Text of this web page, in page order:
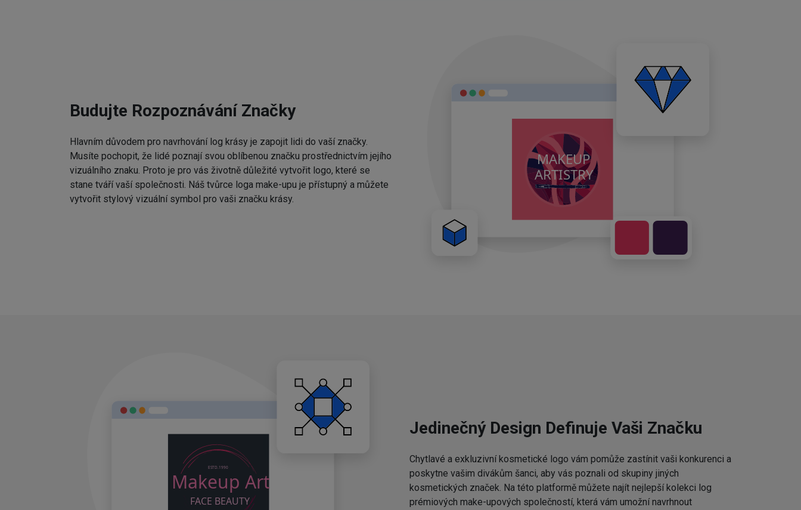
Budujte Rozpoznávání Značky
Hlavním důvodem pro navrhování log krásy je zapojit lidi do vaší značky.
Musíte pochopit, že lidé poznají svou oblíbenou značku prostřednictvím jejího
vizuálního znaku. Proto je pro vás životně důležité vytvořit logo, které se
stane tváří vaší společnosti. Náš tvůrce loga make-upu je přístupný a můžete
vytvořit stylový vizuální symbol pro vaši značku krásy.
Jedinečný Design Definuje Vaši Značku
Chytlavé a exkluzivní kosmetické logo vám pomůže zastínit vaši konkurenci a
poskytne vašim divákům šanci, aby vás poznali od skupiny jiných
kosmetických značek. Na této platformě můžete najít nejlepší kolekci log
prémiových make-upových společností, která vám umožní navrhnout